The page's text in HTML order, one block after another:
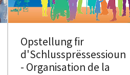
Opstellung fir
d'Schlussprëssessioun
- Organisation de la